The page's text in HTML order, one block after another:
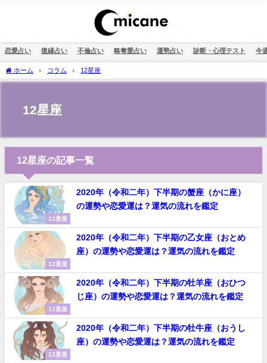
恋愛占い 復縁占い 不倫占い 略奪愛占い 運勢占い 診断・心理テスト 今
ホーム コラム 12星座
12星座
12星座の記事一覧
12星座
2020年（令和二年）下半期の蟹座（かに座）
の運勢や恋愛運は？運気の流れを鑑定
12星座
2020年（令和二年）下半期の乙女座（おとめ
座）の運勢や恋愛運は？運気の流れを鑑定
12星座
2020年（令和二年）下半期の牡羊座（おひつ
じ座）の運勢や恋愛運は？運気の流れを鑑定
12星座
2020年（令和二年）下半期の牡牛座（おうし
座）の運勢や恋愛運は？運気の流れを鑑定